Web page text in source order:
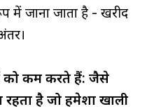
में जाना जाता है - खरीद
को कम करते हैं: जैसे
है जो हमेशा खाली